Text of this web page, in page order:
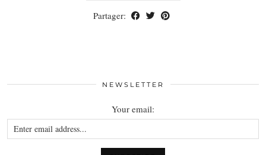
Partager:
NEWSLETTER
Your email: